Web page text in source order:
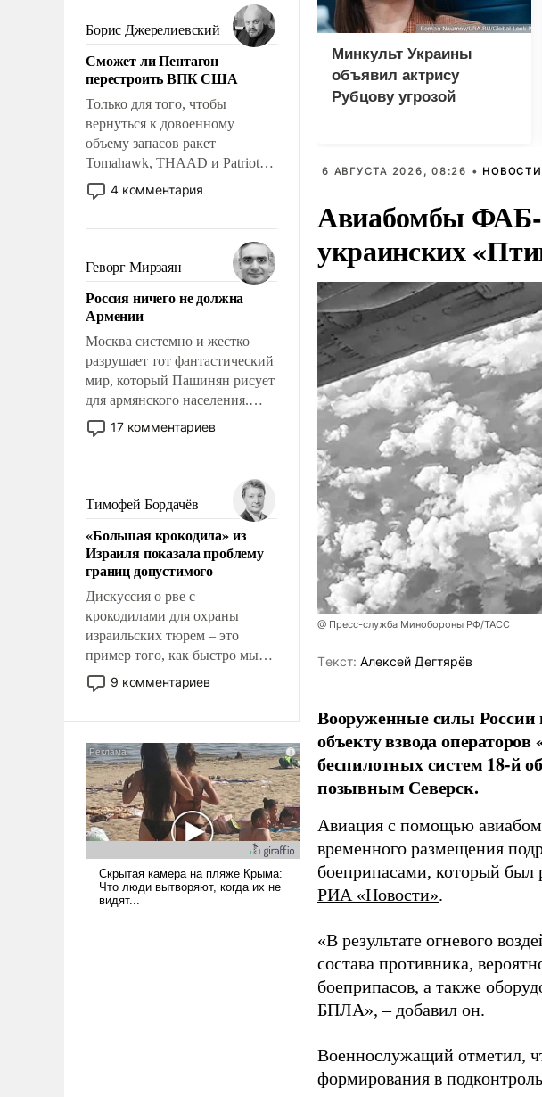
Борис Джерелиевский
Сможет ли Пентагон
перестроить ВПК США
Только для того, чтобы
вернуться к довоенному
объему запасов ракет
Tomahawk, THAAD и Patriot
США потребуется более трех
лет. Даже небольшая война с
Сложившаяся ситуация
означает многолетний период
уязвимости США, например,
перед Китаем.
4 комментария
Геворг Мирзаян
Россия ничего не должна
Армении
Москва системно и жестко
разрушает тот фантастический
мир, который Пашинян рисует
для армянского населения.
Мир, где политические
прожекты будут безусловно
налогоплательщиков и где
Еревану за свои поступки не
нужно отвечать.
17 комментариев
Тимофей Бордачёв
«Большая крокодила» из
Израиля показала проблему
границ допустимого
Дискуссия о рве с
крокодилами для охраны
израильских тюрем – это
пример того, как быстро мы
двигаемся по пути
революционных изменений.
псевдонаучной фантастики,
стало всерьез обсуждаемой
идеей.
9 комментариев
Минкульт Украины
объявил актрису
Рубцову угрозой
6 АВГУСТА 2026, 08:26 •
Авиабомбы ФАБ-
украинских
@ Пресс-служба Минобороны РФ/ТАСС
Tекст: Алексей Дегтярёв
Вооруженные силы России
объекту взвода
беспилотных систем 18-й
позывным Северск.
Авиация с помощью
временного размещения
боеприпасами, который был
РИА «Новости».
«В результате огневого
состава противника,
боеприпасов, а также
БПЛА», – добавил он.
Военнослужащий отметил,
формирования в